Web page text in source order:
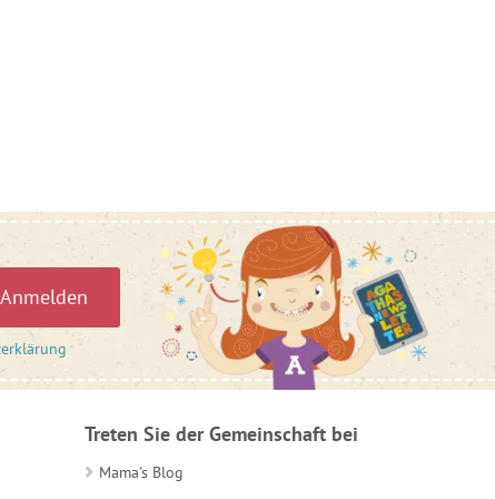
Anmelden
Treten Sie der Gemeinschaft bei
Mama's Blog